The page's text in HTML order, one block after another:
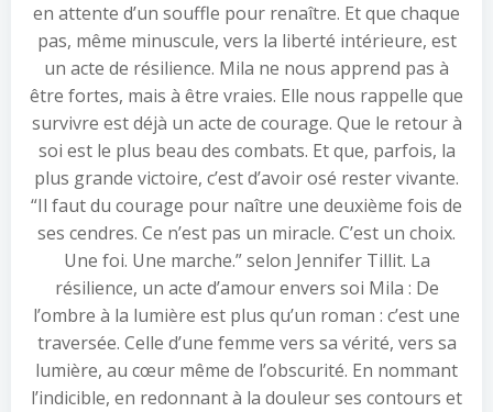
en attente d’un souffle pour renaître. Et que chaque
pas, même minuscule, vers la liberté intérieure, est
un acte de résilience. Mila ne nous apprend pas à
être fortes, mais à être vraies. Elle nous rappelle que
survivre est déjà un acte de courage. Que le retour à
soi est le plus beau des combats. Et que, parfois, la
plus grande victoire, c’est d’avoir osé rester vivante.
“Il faut du courage pour naître une deuxième fois de
ses cendres. Ce n’est pas un miracle. C’est un choix.
Une foi. Une marche.” selon Jennifer Tillit. La
résilience, un acte d’amour envers soi Mila : De
l’ombre à la lumière est plus qu’un roman : c’est une
traversée. Celle d’une femme vers sa vérité, vers sa
lumière, au cœur même de l’obscurité. En nommant
l’indicible, en redonnant à la douleur ses contours et